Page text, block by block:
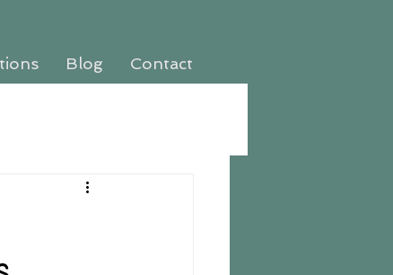
Blog Contact